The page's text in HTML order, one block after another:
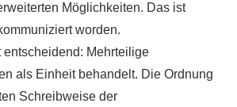
Möglichkeiten. Das ist
worden.
entscheidend: Mehrteilige
als Einheit behandelt. Die Ordnung
Schreibweise der